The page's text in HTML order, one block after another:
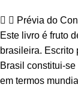
Prévia do
Este livro é fruto
brasileira. Escrito
Brasil constitui-
em termos